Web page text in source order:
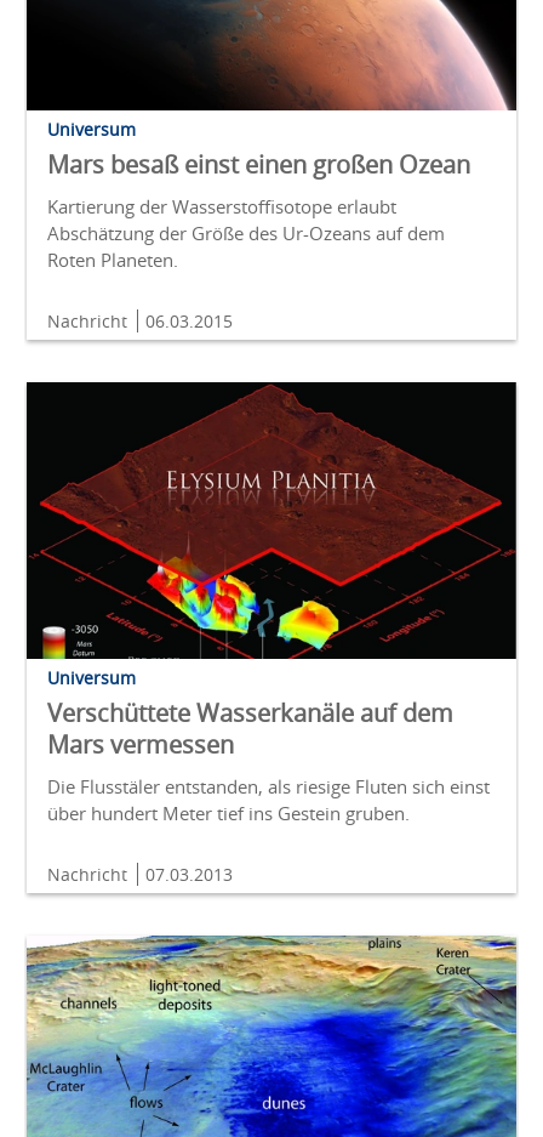
Universum
Mars besaß einst einen großen Ozean
Kartierung der Wasserstoffisotope erlaubt
Abschätzung der Größe des Ur-Ozeans auf dem
Roten Planeten.
Nachricht 06.03.2015
Universum
Verschüttete Wasserkanäle auf dem
Mars vermessen
Die Flusstäler entstanden, als riesige Fluten sich einst
über hundert Meter tief ins Gestein gruben.
Nachricht 07.03.2013